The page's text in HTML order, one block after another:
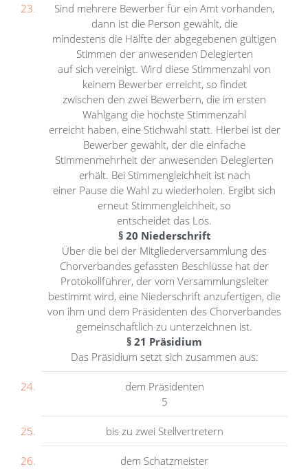
Sind mehrere Bewerber für ein Amt vorhanden,
dann ist die Person gewählt, die
mindestens die Hälfte der abgegebenen gültigen
Stimmen der anwesenden Delegierten
auf sich vereinigt. Wird diese Stimmenzahl von
keinem Bewerber erreicht, so findet
zwischen den zwei Bewerbern, die im ersten
Wahlgang die höchste Stimmenzahl
erreicht haben, eine Stichwahl statt. Hierbei ist der
Bewerber gewählt, der die einfache
Stimmenmehrheit der anwesenden Delegierten
erhält. Bei Stimmengleichheit ist nach
einer Pause die Wahl zu wiederholen. Ergibt sich
erneut Stimmengleichheit, so
entscheidet das Los.
§ 20 Niederschrift
Über die bei der Mitgliederversammlung des
Chorverbandes gefassten Beschlüsse hat der
Protokollführer, der vom Versammlungsleiter
bestimmt wird, eine Niederschrift anzufertigen, die
von ihm und dem Präsidenten des Chorverbandes
gemeinschaftlich zu unterzeichnen ist.
§ 21 Präsidium
Das Präsidium setzt sich zusammen aus:
dem Präsidenten
5
bis zu zwei Stellvertretern
dem Schatzmeister